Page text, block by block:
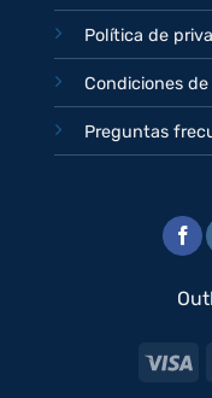
Política de
Condiciones
Preguntas